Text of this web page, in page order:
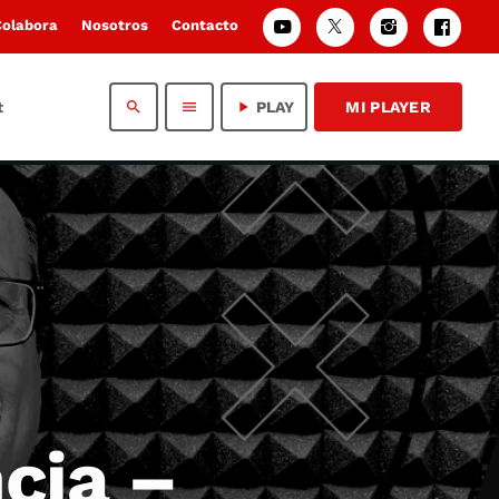
Nosotros Contacto
search menu play_arrow PLAY MI PLAYER
–